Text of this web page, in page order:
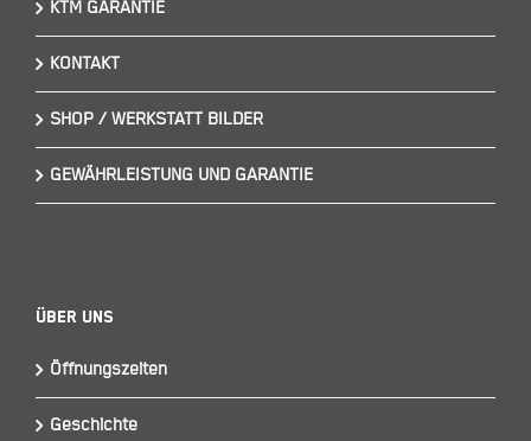
KTM GARANTIE
KONTAKT
SHOP / WERKSTATT BILDER
GEWÄHRLEISTUNG UND GARANTIE
Über Uns
Öffnungszeiten
Geschichte